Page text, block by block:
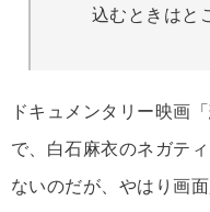
込むときはと
ドキュメンタリー映画
で、白石麻衣のネガテ
ないのだが、やはり画